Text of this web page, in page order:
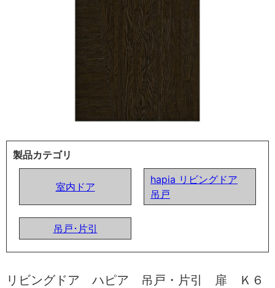
製品カテゴリ
室内ドア
hapia リビングドア
吊戸
吊戸･片引
リビングドア ハピア 吊戸・片引 扉 Ｋ６